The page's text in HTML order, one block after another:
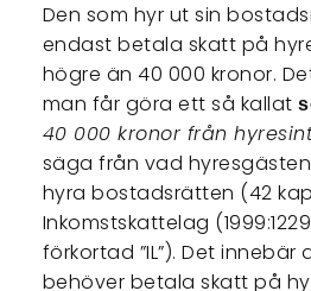
Den som hyr ut sin
endast betala skatt på
högre än 40 000 kronor.
man får göra ett så kallat
40 000 kronor från
säga från vad
hyra bostadsrätten (42
Inkomstskattelag
förkortad ”IL”). Det
behöver betala skatt på